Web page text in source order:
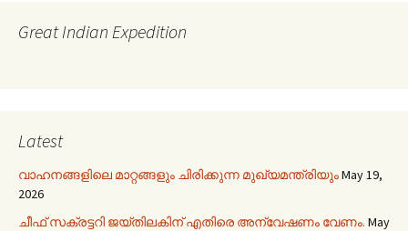
Great Indian Expedition
Latest
വാഹനങ്ങളിലെ മാറ്റങ്ങളും ചിരിക്കുന്ന മുഖ്യമന്ത്രിയുംMay 19,
2026
ചീഫ് സക്രട്ടറി ജയ്തിലകിന് എതിരെ അന്വേഷണം വേണം. May